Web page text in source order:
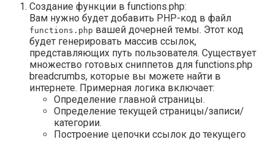
Создание функции в functions.php:
Вам нужно будет добавить PHP-код в файл
functions.php вашей дочерней темы. Этот код
будет генерировать массив ссылок,
представляющих путь пользователя. Существует
множество готовых сниппетов для functions.php
breadcrumbs, которые вы можете найти в
интернете. Примерная логика включает:
Определение главной страницы.
Определение текущей страницы/записи/
категории.
Построение цепочки ссылок до текущего